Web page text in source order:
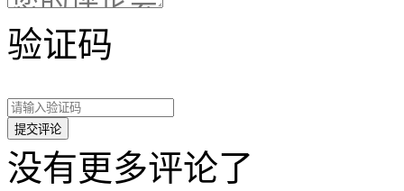
验证码
没有更多评论了